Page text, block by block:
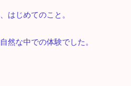
はじめてのこと。
然な中での体験でした。